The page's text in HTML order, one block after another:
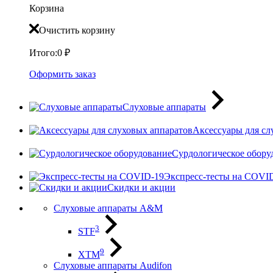
Корзина
Очистить корзину
Итого:0 ₽
Оформить заказ
Слуховые аппараты
Аксессуары для
Сурдологическое
Экспресс-тесты на
Скидки и акции
Слуховые аппараты A&M
STF3
XTM9
Слуховые аппараты Audifon